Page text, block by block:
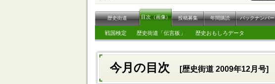
歴史街道 目次（画像） 投稿募集 年間購読 バックナンバー
戦国検定 歴史街道「伝言板」 歴史おもしろデータ
今月の目次 [歴史街道 2009年12月号]